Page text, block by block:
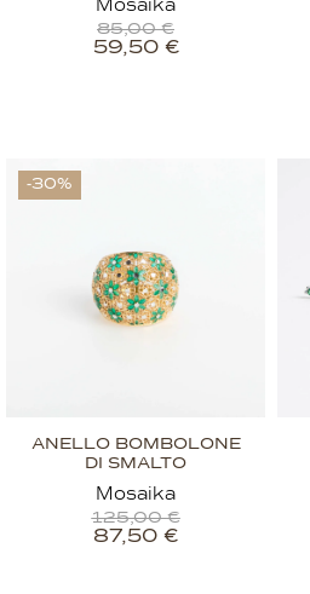
Mosaika
85,00€
59,50 €
-30%
ANELLO BOMBOLONE
DI SMALTO
Mosaika
125,00€
87,50 €